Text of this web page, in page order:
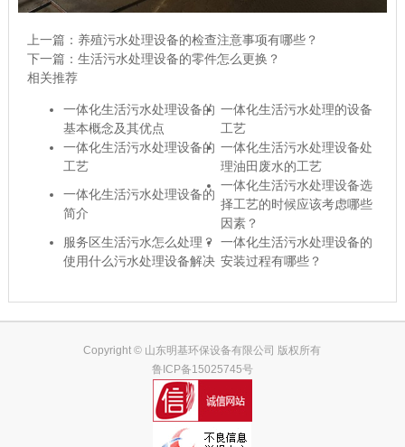
上一篇： 养殖污水处理设备的检查注意事项有哪些？
下一篇： 生活污水处理设备的零件怎么更换？
相关推荐
一体化生活污水处理设备的
基本概念及其优点
一体化生活污水处理的设备
工艺
一体化生活污水处理设备的
工艺
一体化生活污水处理设备处
理油田废水的工艺
一体化生活污水处理设备的
简介
一体化生活污水处理设备选
择工艺的时候应该考虑哪些
因素？
服务区生活污水怎么处理？
使用什么污水处理设备解决
一体化生活污水处理设备的
安装过程有哪些？
Copyright © 山东明基环保设备有限公司 版权所有
鲁ICP备15025745号